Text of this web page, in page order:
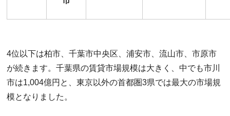
4位以下は柏市、千葉市中央区、浦安市、流山市、市原市
が続きます。千葉県の賃貸市場規模は大きく、中でも市川
市は1,004億円と、東京以外の首都圏3県では最大の市場規
模となりました。